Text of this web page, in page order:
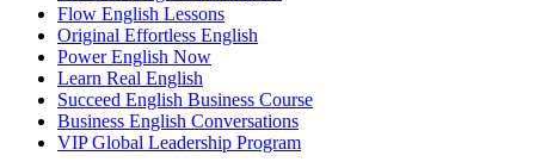
Flow English Lessons
Original Effortless English
Power English Now
Learn Real English
Succeed English Business Course
Business English Conversations
VIP Global Leadership Program